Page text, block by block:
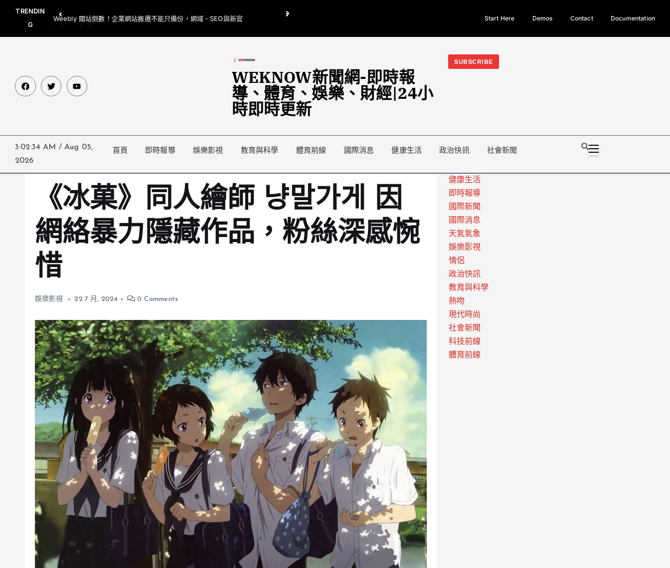
TRENDIN
G
Weebly 關站倒數！企業網站搬遷不能只備份，網域、SEO與新官
網都要一起處理
翁曉玲喊刪陸委會1295萬媒宣費惹議 梁文傑回「只能靠嘴巴」
今日熱門新聞TOP3｜西拉雅族正式成第17個原住民族、立院電競
光電場回
Start Here Demos Contact Documentation
WEKNOW新聞網-即時報
導、體育、娛樂、財經|24小
時即時更新
SUBSCRIBE
3:02:35 AM / Aug 05,
2026
首頁 即時報導 娛樂影視 教育與科學 體育前線 國際消息 健康生活 政治快訊 社會新聞
《冰菓》同人繪師 냥말가게 因
網絡暴力隱藏作品，粉絲深感惋
惜
娛樂影視 22 7 月, 2024 0 Comments
健康生活
即時報導
國際新聞
國際消息
天氣氣象
娛樂影視
情侶
政治快訊
教育與科學
熱吻
現代時尚
社會新聞
科技前線
體育前線